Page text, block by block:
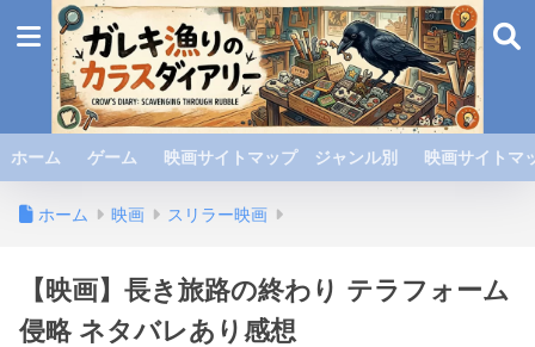
ホーム ゲーム 映画サイトマップ ジャンル別 映画サイト
ホーム 映画 スリラー映画
【映画】長き旅路の終わり テラフォーム
侵略 ネタバレあり感想